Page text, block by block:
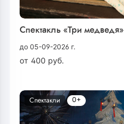
Спектакль «Три медведя»
до 05-09-2026 г.
от 400 руб.
Спектакли 0+